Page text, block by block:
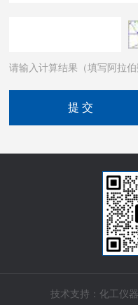
请输入计算结果（填写阿拉
技术支持： 化工仪